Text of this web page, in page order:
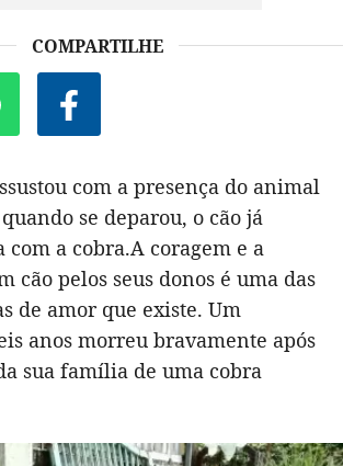
COMPARTILHE
com a presença do animal
se deparou, o cão já
com a cobra.A coragem e a
cão pelos seus donos é uma das
de amor que existe. Um
anos morreu bravamente após
sua família de uma cobra